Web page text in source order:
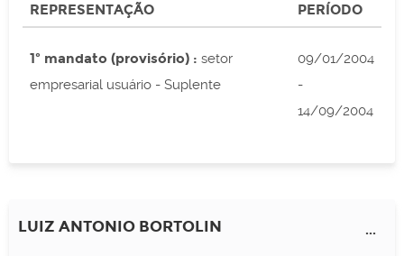
REPRESENTAÇÃO PERÍODO
1º mandato (provisório) : setor
empresarial usuário - Suplente
09/01/2004
-
14/09/2004
LUIZ ANTONIO BORTOLIN ...